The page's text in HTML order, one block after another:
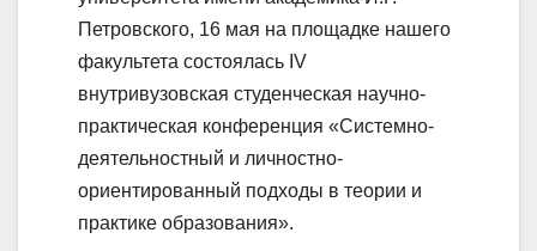
Петровского, 16 мая на площадке нашего
факультета состоялась IV
внутривузовская студенческая научно-
практическая конференция «Системно-
деятельностный и личностно-
ориентированный подходы в теории и
практике образования».